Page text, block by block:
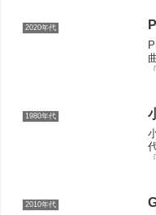
2020年代
1980年代
2010年代